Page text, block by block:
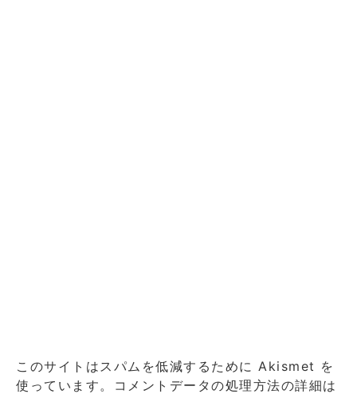
このサイトはスパムを低減するために Akismet を
使っています。
コメントデータの処理方法の詳細は